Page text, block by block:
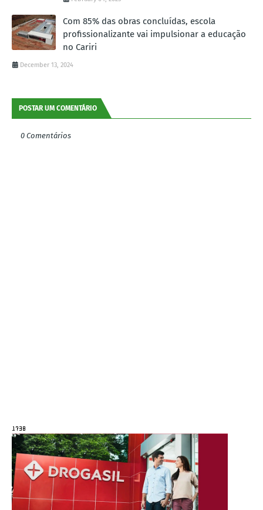
Com 85% das obras concluídas, escola
profissionalizante vai impulsionar a educação
no Cariri
December 13, 2024
POSTAR UM COMENTÁRIO
0 Comentários